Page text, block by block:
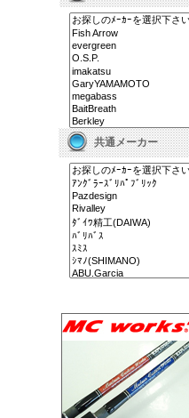
共通メーカー